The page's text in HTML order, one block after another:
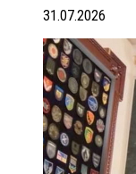
31.07.2026